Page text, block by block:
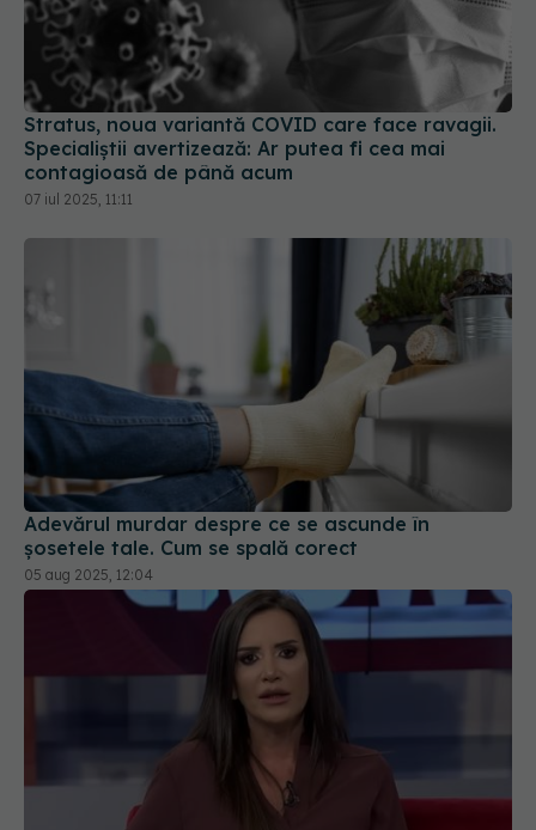
Stratus, noua variantă COVID care face ravagii.
Specialiștii avertizează: Ar putea fi cea mai
contagioasă de până acum
07 iul 2025, 11:11
Adevărul murdar despre ce se ascunde în
șosetele tale. Cum se spală corect
05 aug 2025, 12:04